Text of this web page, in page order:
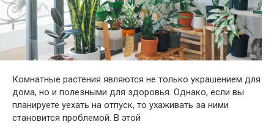
Комнатные растения являются не только украшением для
дома, но и полезными для здоровья. Однако, если вы
планируете уехать на отпуск, то ухаживать за ними
становится проблемой. В этой